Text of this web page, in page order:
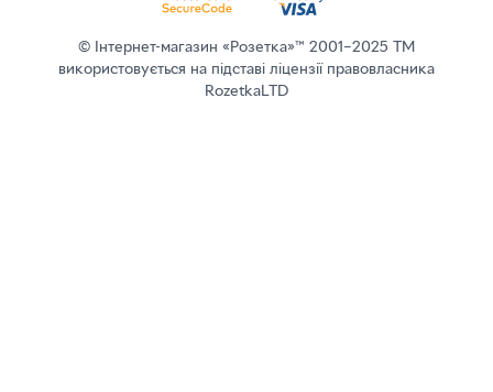
© Інтернет-магазин «Розетка»™ 2001–2025 ТМ
використовується на підставі ліцензії правовласника
RozetkaLTD